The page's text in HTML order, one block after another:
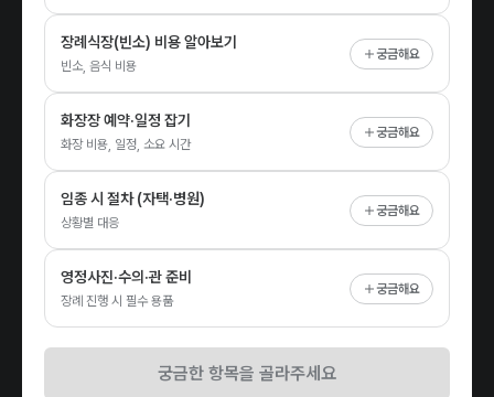
장례식장(빈소) 비용 알아보기
빈소, 음식 비용
궁금해요
화장장 예약·일정 잡기
화장 비용, 일정, 소요 시간
궁금해요
임종 시 절차 (자택·병원)
상황별 대응
궁금해요
영정사진·수의·관 준비
장례 진행 시 필수 용품
궁금해요
궁금한 항목을 골라주세요